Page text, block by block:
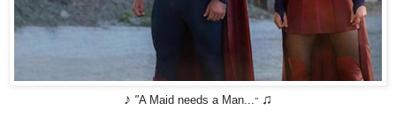
♪ "A Maid needs a Man... " ♫